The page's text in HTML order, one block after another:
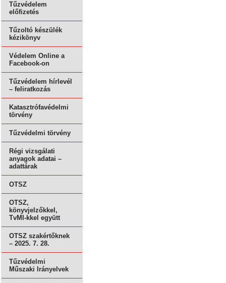
Tűzvédelem
előfizetés
Tűzoltó készülék
kézikönyv
Védelem Online a
Facebook-on
Tűzvédelem hírlevél
– feliratkozás
Katasztrófavédelmi
törvény
Tűzvédelmi törvény
Régi vizsgálati
anyagok adatai –
adattárak
OTSZ
OTSZ,
könyvjelzőkkel,
TvMI-kkel együtt
OTSZ szakértőknek
– 2025. 7. 28.
Tűzvédelmi
Műszaki Irányelvek